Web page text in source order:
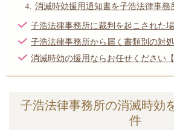
消滅時効援用通知書を子浩法律事務
子浩法律事務所に裁判を起こされた
子浩法律事務所から届く書類別の対
消滅時効の援用ならお任せください【
子浩法律事務所の消滅時効
件